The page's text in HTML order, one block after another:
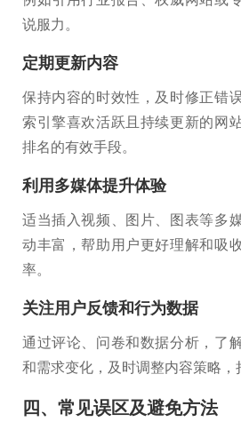
说服力。
定期更新内容
保持内容的时效性，及时修正错
索引擎喜欢活跃且持续更新的网
排名的有效手段。
利用多媒体提升体验
适当插入视频、图片、图表等多
动丰富，帮助用户更好理解和吸
率。
关注用户反馈和行为数据
通过评论、问卷和数据分析，了
和需求变化，及时调整内容策略，
四、常见误区及避免方法